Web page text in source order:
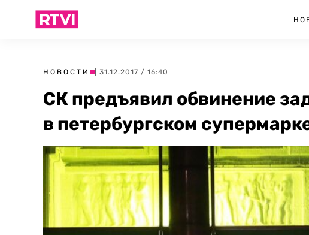
НОВОСТИ | 31.12.2017 / 16:40
СК предъявил обвинение
в петербургском